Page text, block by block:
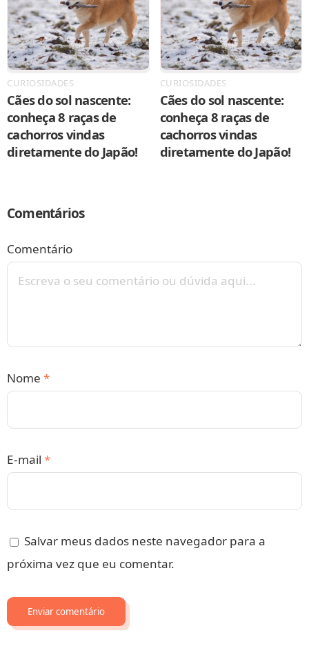
CURIOSIDADES
Cães do sol nascente:
conheça 8 raças de
cachorros vindas
diretamente do Japão!
CURIOSIDADES
Cães do sol nascente:
conheça 8 raças de
cachorros vindas
diretamente do Japão!
Comentários
Comentário
Nome *
E-mail *
Salvar meus dados neste navegador para a
próxima vez que eu comentar.